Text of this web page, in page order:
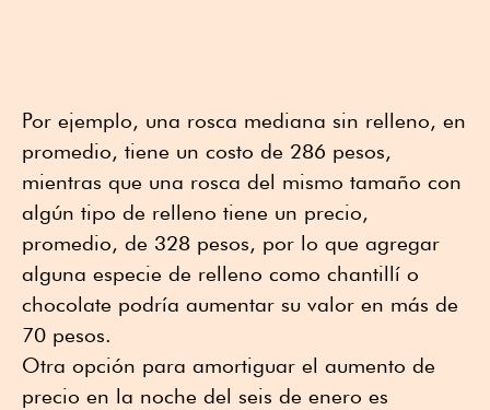
Por ejemplo, una rosca mediana sin relleno, en
promedio, tiene un costo de 286 pesos,
mientras que una rosca del mismo tamaño con
algún tipo de relleno tiene un precio,
promedio, de 328 pesos, por lo que agregar
alguna especie de relleno como chantillí o
chocolate podría aumentar su valor en más de
70 pesos.
Otra opción para amortiguar el aumento de
precio en la noche del seis de enero es